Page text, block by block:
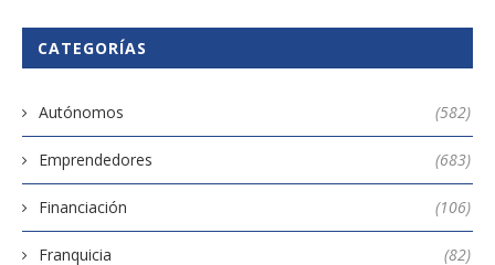
CATEGORÍAS
Autónomos (582)
Emprendedores (683)
Financiación (106)
Franquicia (82)